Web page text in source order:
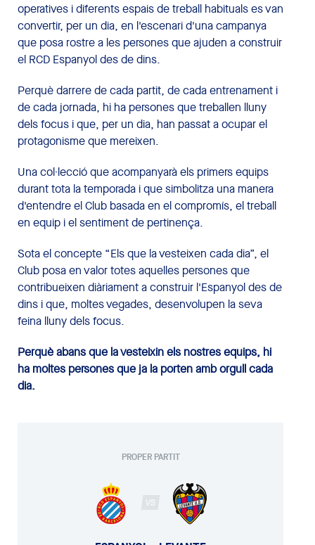
operatives i diferents espais de treball habituals es van
convertir, per un dia, en l'escenari d'una campanya
que posa rostre a les persones que ajuden a construir
el RCD Espanyol des de dins.
Perquè darrere de cada partit, de cada entrenament i
de cada jornada, hi ha persones que treballen lluny
dels focus i que, per un dia, han passat a ocupar el
protagonisme que mereixen.
Una col·lecció que acompanyarà els primers equips
durant tota la temporada i que simbolitza una manera
d'entendre el Club basada en el compromís, el treball
en equip i el sentiment de pertinença.
Sota el concepte “Els que la vesteixen cada dia”, el
Club posa en valor totes aquelles persones que
contribueixen diàriament a construir l'Espanyol des de
dins i que, moltes vegades, desenvolupen la seva
feina lluny dels focus.
Perquè abans que la vesteixin els nostres equips, hi
ha moltes persones que ja la porten amb orgull cada
dia.
PROPER PARTIT
VS